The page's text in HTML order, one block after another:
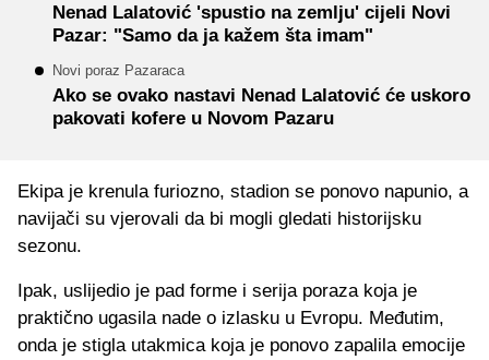
Nenad Lalatović 'spustio na zemlju' cijeli Novi
Pazar: "Samo da ja kažem šta imam"
Novi poraz Pazaraca
Ako se ovako nastavi Nenad Lalatović će uskoro
pakovati kofere u Novom Pazaru
Ekipa je krenula furiozno, stadion se ponovo napunio, a
navijači su vjerovali da bi mogli gledati historijsku
sezonu.
Ipak, uslijedio je pad forme i serija poraza koja je
praktično ugasila nade o izlasku u Evropu. Međutim,
onda je stigla utakmica koja je ponovo zapalila emocije